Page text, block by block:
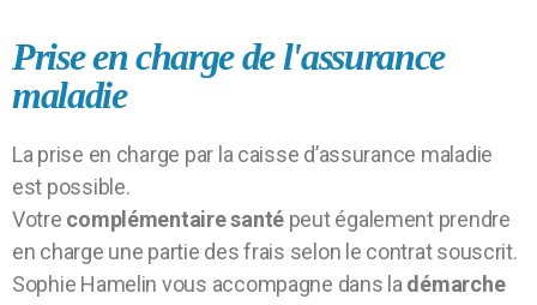
Prise en charge de l'assurance
maladie
La prise en charge par la caisse d’assurance maladie
est possible.
Votre complémentaire santé peut également prendre
en charge une partie des frais selon le contrat souscrit.
Sophie Hamelin vous accompagne dans la démarche